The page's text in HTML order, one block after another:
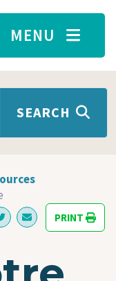
MENU
SEARCH
PRINT